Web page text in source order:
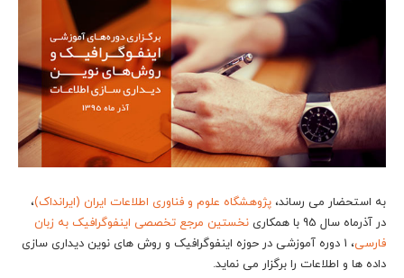
به استحضار می رساند، پژوهشگاه علوم و فناوری اطلاعات ایران (ایرانداک)،
در آذرماه سال 95 با همکاری
نخستین مرجع تخصصی اینفوگرافیک به زبان
فارسی
، 1 دوره آموزشی در حوزه اینفوگرافیک و روش های نوین دیداری سازی
داده ها و اطلاعات را برگزار می نماید.